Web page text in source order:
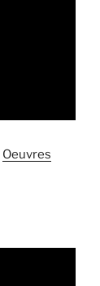
Oeuvres